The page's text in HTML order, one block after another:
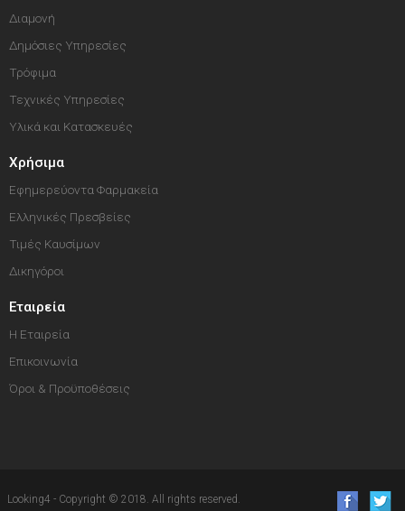
Διαμονή
Δημόσιες Υπηρεσίες
Τρόφιμα
Τεχνικές Υπηρεσίες
Υλικά και Κατασκευές
Χρήσιμα
Εφημερεύοντα Φαρμακεία
Ελληνικές Πρεσβείες
Τιμές Καυσίμων
Δικηγόροι
Εταιρεία
Η Εταιρεία
Επικοινωνία
Όροι & Προϋποθέσεις
Looking4 - Copyright © 2018. All rights reserved.